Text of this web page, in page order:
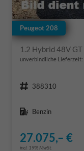
Peugeot 208
1.2 Hybrid 48V GT
unverbindliche Lieferzeit:
388310
Benzin
27.075,– €
incl. 19% MwSt.